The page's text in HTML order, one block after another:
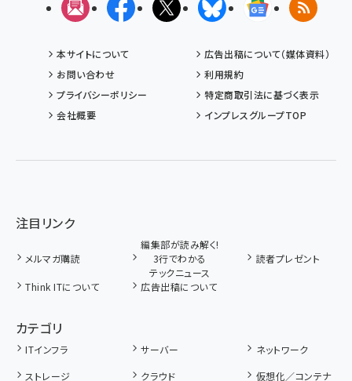
メルマガFacebookX(エックス)BlueskyGoogleニュ
RSS
本サイトについて
広告出稿について（媒体資料）
お問い合わせ
利用規約
プライバシーポリシー
特定商取引法に基づく表示
会社概要
インプレスグループTOP
注目リンク
メルマガ購読
編集部が読み解く!
3行でわかる
テックニュース
読者プレゼント
Think ITについて 広告出稿について
カテゴリ
ITインフラ サーバー
ネットワーク
ストレージ
クラウド
仮想化／コンテナ